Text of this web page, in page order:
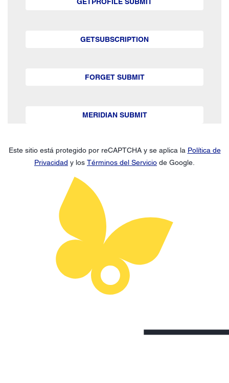
GETSUBSCRIPTION
FORGET SUBMIT
MERIDIAN SUBMIT
Este sitio está protegido por reCAPTCHA y se aplica la Política de
Privacidad y los Términos del Servicio de Google.